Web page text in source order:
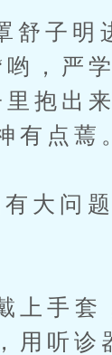
明进
，严
抱出
有点蔫
问题
套，
用听诊